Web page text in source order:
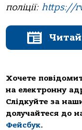
поліції: https://
Хочете
на електронну
Слідкуйте за
долучайтеся до
Фейсбук.